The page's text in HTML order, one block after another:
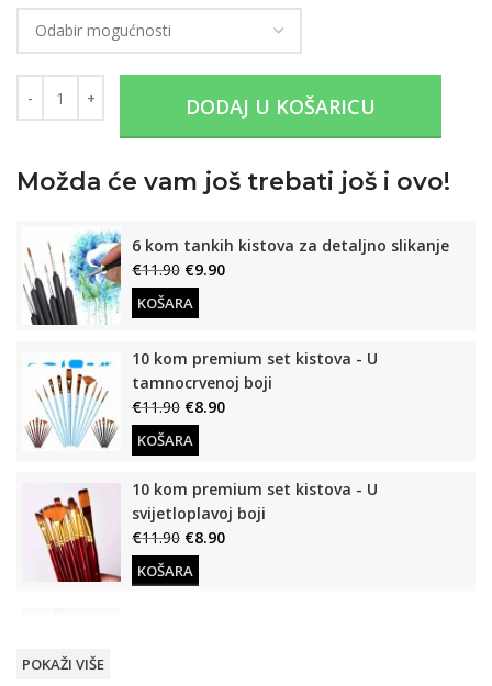
DODAJ U KOŠARICU
Možda će vam još trebati još i ovo!
6 kom tankih kistova za detaljno slikanje
€11.90 €9.90
KOŠARA
10 kom premium set kistova - U
tamnocrvenoj boji
€11.90 €8.90
KOŠARA
10 kom premium set kistova - U
svijetloplavoj boji
€11.90 €8.90
KOŠARA
POKAŽI VIŠE